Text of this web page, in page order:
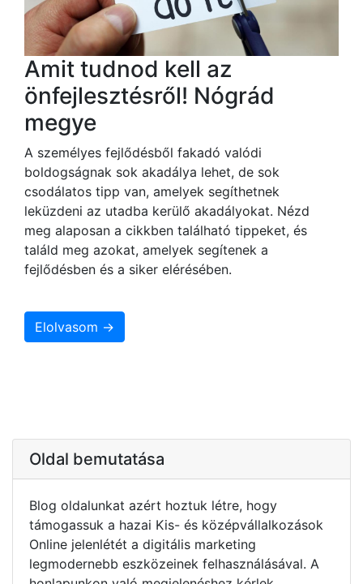
Amit tudnod kell az
önfejlesztésről! Nógrád
megye
A személyes fejlődésből fakadó valódi
boldogságnak sok akadálya lehet, de sok
csodálatos tipp van, amelyek segíthetnek
leküzdeni az utadba kerülő akadályokat. Nézd
meg alaposan a cikkben található tippeket, és
találd meg azokat, amelyek segítenek a
fejlődésben és a siker elérésében.
Elolvasom →
Oldal bemutatása
Blog oldalunkat azért hoztuk létre, hogy
támogassuk a hazai Kis- és középvállalkozások
Online jelenlétét a digitális marketing
legmodernebb eszközeinek felhasználásával. A